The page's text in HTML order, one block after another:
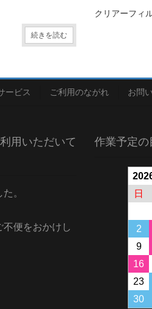
続きを読む
クリアーフィ
ービス ご利用のながれ お問
用いただいて
。
便をおかけし
作業予定の
日
2
9
16
23
30